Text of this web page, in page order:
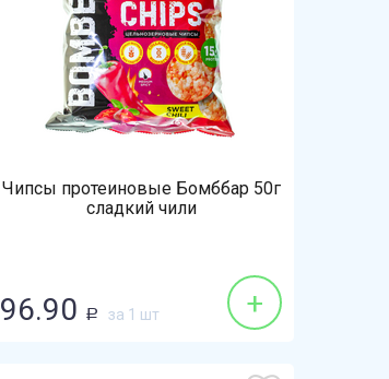
Чипсы протеиновые Бомббар 50г
сладкий чили
96.90 Р за 1 шт +